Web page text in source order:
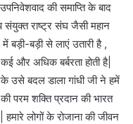
की समाप्ति के बाद
संयुक्त राष्ट्र संघ जैसी महान
बड़ी से लाएं उतारी है ,
और अधिक बर्बरता होती है|
उसे बदल डाला गांधी जी ने हमें
परम शक्ति प्रदान की भारत
लोगों के रोजाना की जीवन